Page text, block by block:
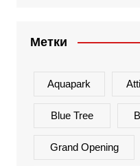
Метки
Aquapark
Blue Tree
Grand Opening